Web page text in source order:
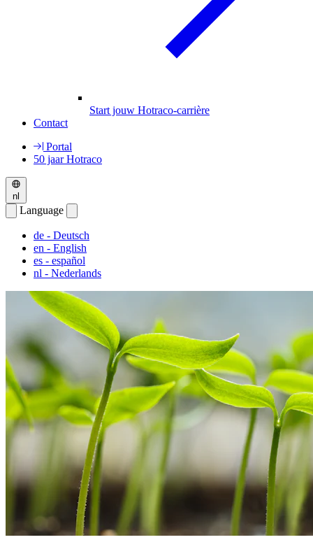
Start jouw Hotraco-carrière
Contact
Portal
50 jaar Hotraco
nl
Language
de - Deutsch
en - English
es - español
nl - Nederlands